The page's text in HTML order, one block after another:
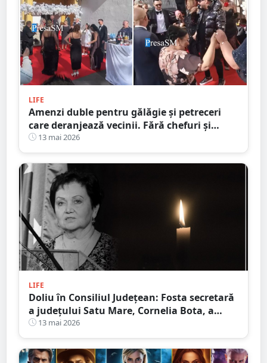
LIFE
Amenzi duble pentru gălăgie și petreceri
care deranjează vecinii. Fără chefuri și
party-uri în curtea blocurilor
13 mai 2026
LIFE
Doliu în Consiliul Județean: Fosta secretară
a județului Satu Mare, Cornelia Bota, a
încetat din viață
13 mai 2026